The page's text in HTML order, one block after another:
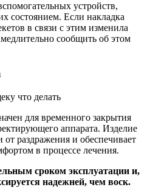
устройств,
состоянием. Если накладка
в связи с этим изменила
сообщить об этом
для временного закрытия
аппарата. Изделие
раздражения и обеспечивает
в процессе лечения.
сроком эксплуатации и,
надежней, чем воск.